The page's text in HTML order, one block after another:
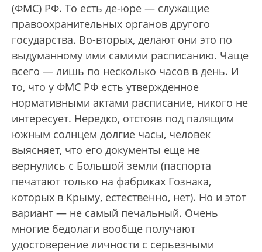
(ФМС) РФ. То есть де-юре — служащие
правоохранительных органов другого
государства. Во-вторых, делают они это по
выдуманному ими самими расписанию. Чаще
всего — лишь по несколько часов в день. И
то, что у ФМС РФ есть утвержденное
нормативными актами расписание, никого не
интересует. Нередко, отстояв под палящим
южным солнцем долгие часы, человек
выясняет, что его документы еще не
вернулись с Большой земли (паспорта
печатают только на фабриках Гознака,
которых в Крыму, естественно, нет). Но и этот
вариант — не самый печальный. Очень
многие бедолаги вообще получают
удостоверение личности с серьезными